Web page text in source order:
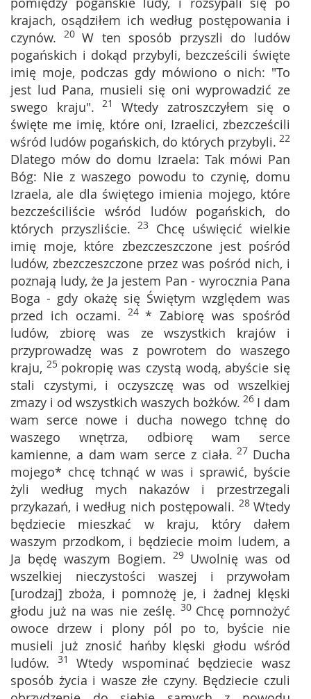
krajach, osądziłem ich według postępowania i
czynów. 20W ten sposób przyszli do ludów
pogańskich i dokąd przybyli, bezcześcili święte
imię moje, podczas gdy mówiono o nich: "To
jest lud Pana, musieli się oni wyprowadzić ze
swego kraju". 21Wtedy zatroszczyłem się o
święte me imię, które oni, Izraelici, zbezcześcili
wśród ludów pogańskich, do których przybyli. 22
Dlatego mów do domu Izraela: Tak mówi Pan
Bóg: Nie z waszego powodu to czynię, domu
Izraela, ale dla świętego imienia mojego, które
bezcześciliście wśród ludów pogańskich, do
których przyszliście. 23 Chcę uświęcić wielkie
imię moje, które zbezczeszczone jest pośród
ludów, zbezczeszczone przez was pośród nich, i
poznają ludy, że Ja jestem Pan - wyrocznia Pana
Boga - gdy okażę się Świętym względem was
przed ich oczami. 24* Zabiorę was spośród
ludów, zbiorę was ze wszystkich krajów i
przyprowadzę was z powrotem do waszego
kraju, 25 pokropię was czystą wodą, abyście się
stali czystymi, i oczyszczę was od wszelkiej
zmazy i od wszystkich waszych bożków. 26 I dam
wam serce nowe i ducha nowego tchnę do
waszego wnętrza, odbiorę wam serce
kamienne, a dam wam serce z ciała. 27 Ducha
mojego* chcę tchnąć w was i sprawić, byście
żyli według mych nakazów i przestrzegali
przykazań, i według nich postępowali. 28 Wtedy
będziecie mieszkać w kraju, który dałem
waszym przodkom, i będziecie moim ludem, a
Ja będę waszym Bogiem. 29 Uwolnię was od
wszelkiej nieczystości waszej i przywołam
[urodzaj] zboża, i pomnożę je, i żadnej klęski
głodu już na was nie ześlę. 30 Chcę pomnożyć
owoce drzew i plony pól po to, byście nie
musieli już znosić hańby klęski głodu wśród
ludów. 31Wtedy wspominać będziecie wasz
sposób życia i wasze złe czyny. Będziecie czuli